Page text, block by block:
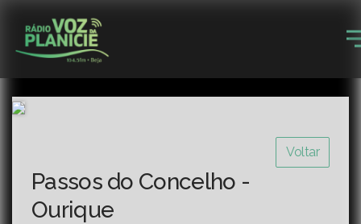
Voltar
Passos do Concelho -
Ourique